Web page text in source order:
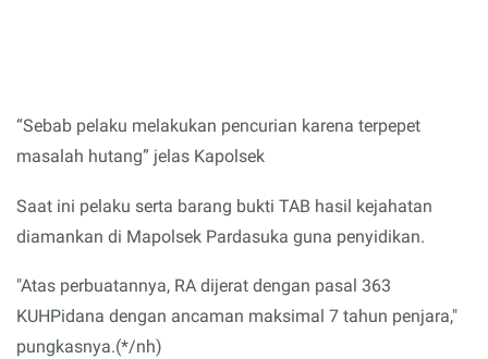
“Sebab pelaku melakukan pencurian karena terpepet
masalah hutang” jelas Kapolsek
Saat ini pelaku serta barang bukti TAB hasil kejahatan
diamankan di Mapolsek Pardasuka guna penyidikan.
"Atas perbuatannya, RA dijerat dengan pasal 363
KUHPidana dengan ancaman maksimal 7 tahun penjara,"
pungkasnya.(*/nh)